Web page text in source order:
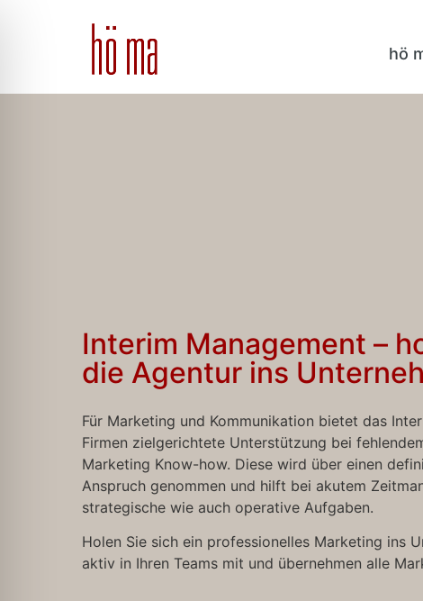
hö
Interim Management –
die Agentur ins
Für Marketing und Kommunikation bietet das
Firmen zielgerichtete Unterstützung bei
Marketing Know-how. Diese wird über einen
Anspruch genommen und hilft bei akutem
strategische wie auch operative Aufgaben.
Holen Sie sich ein professionelles Marketing ins
aktiv in Ihren Teams mit und übernehmen alle